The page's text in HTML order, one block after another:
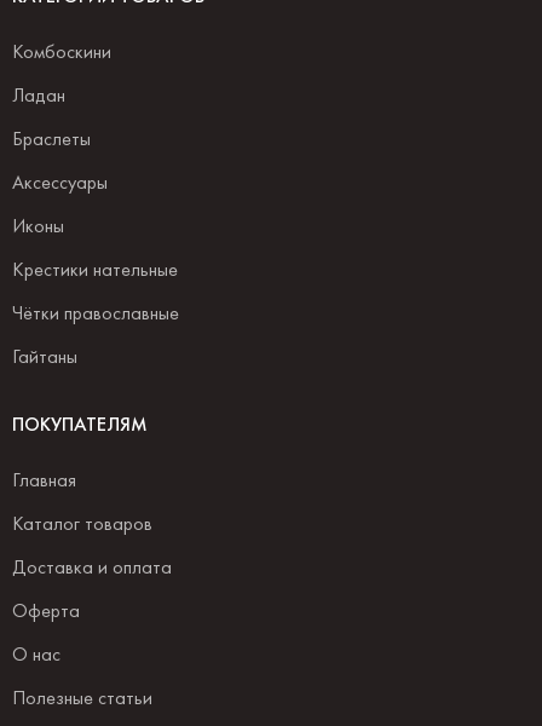
Комбоскини
Ладан
Браслеты
Аксессуары
Иконы
Крестики нательные
Чётки православные
Гайтаны
ПОКУПАТЕЛЯМ
Главная
Каталог товаров
Доставка и оплата
Оферта
О нас
Полезные статьи